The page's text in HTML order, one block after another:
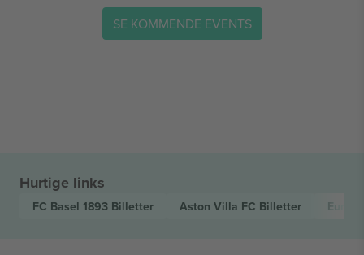
SE KOMMENDE EVENTS
Hurtige links
FC Basel 1893 Billetter Aston Villa FC Billetter